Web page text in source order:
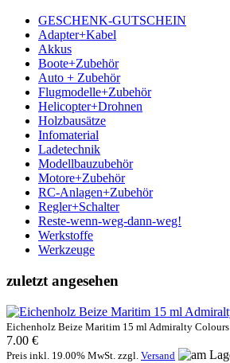
GESCHENK-GUTSCHEIN
Adapter+Kabel
Akkus
Boote+Zubehör
Auto + Zubehör
Flugmodelle+Zubehör
Helicopter+Drohnen
Holzbausätze
Infomaterial
Ladetechnik
Modellbauzubehör
Motore+Zubehör
RC-Anlagen+Zubehör
Regler+Schalter
Reste-wenn-weg-dann-weg!
Werkstoffe
Werkzeuge
zuletzt angesehen
Eichenholz Beize Maritim 15 ml Admiralty Colours
7.00 €
Preis inkl. 19.00% MwSt. zzgl. Versand